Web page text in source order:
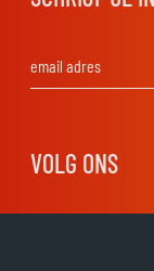
VOLG ONS